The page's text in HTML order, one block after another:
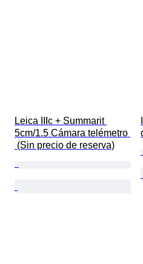
Leica IIIc + Summarit
5cm/1.5 Cámara telémetro
(Sin precio de reserva)